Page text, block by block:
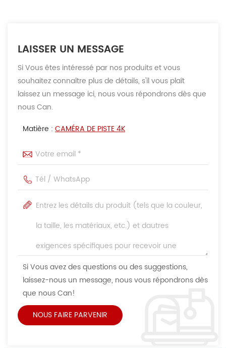
LAISSER UN MESSAGE
Si Vous êtes intéressé par nos produits et vous
souhaitez connaître plus de détails, s'il vous plaît
laissez un message ici, nous vous répondrons dès que
nous Can.
Matière : CAMÉRA DE PISTE 4K
Si Vous avez des questions ou des suggestions,
laissez-nous un message, nous vous répondrons dès
que nous Can!